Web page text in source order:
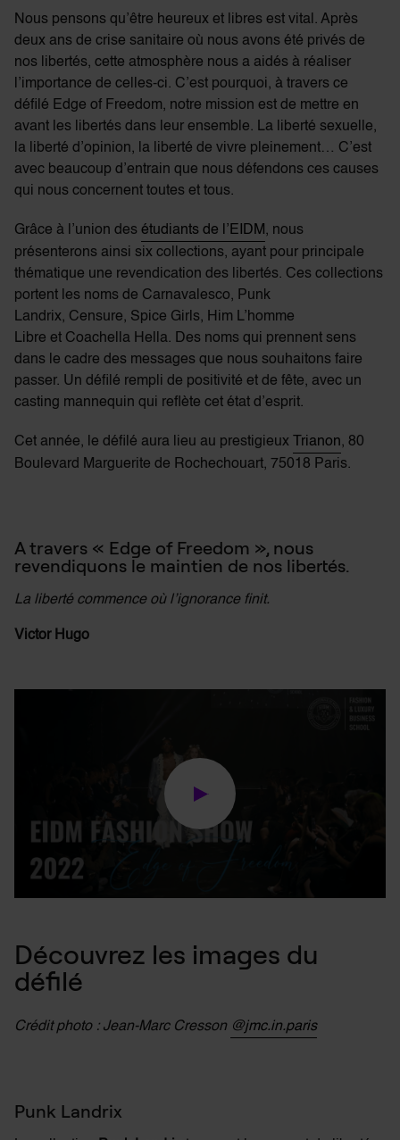
Nous pensons qu’être heureux et libres est vital. Après
deux ans de crise sanitaire où nous avons été privés de
nos libertés, cette atmosphère nous a aidés à réaliser
l’importance de celles-ci. C’est pourquoi, à travers ce
défilé Edge of Freedom, notre mission est de mettre en
avant les libertés dans leur ensemble. La liberté sexuelle,
la liberté d’opinion, la liberté de vivre pleinement… C’est
avec beaucoup d’entrain que nous défendons ces causes
qui nous concernent toutes et tous.
Grâce à l’union des étudiants de l’EIDM, nous
présenterons ainsi six collections, ayant pour principale
thématique une revendication des libertés. Ces collections
portent les noms de Carnavalesco, Punk
Landrix, Censure, Spice Girls, Him L’homme
Libre et Coachella Hella. Des noms qui prennent sens
dans le cadre des messages que nous souhaitons faire
passer. Un défilé rempli de positivité et de fête, avec un
casting mannequin qui reflète cet état d’esprit.
Cet année, le défilé aura lieu au prestigieux Trianon, 80
Boulevard Marguerite de Rochechouart, 75018 Paris.
A travers « Edge of Freedom », nous
revendiquons le maintien de nos libertés.
La liberté commence où l’ignorance finit.
Victor Hugo
Découvrez les images du
défilé
Crédit photo : Jean-Marc Cresson @jmc.in.paris
Punk Landrix